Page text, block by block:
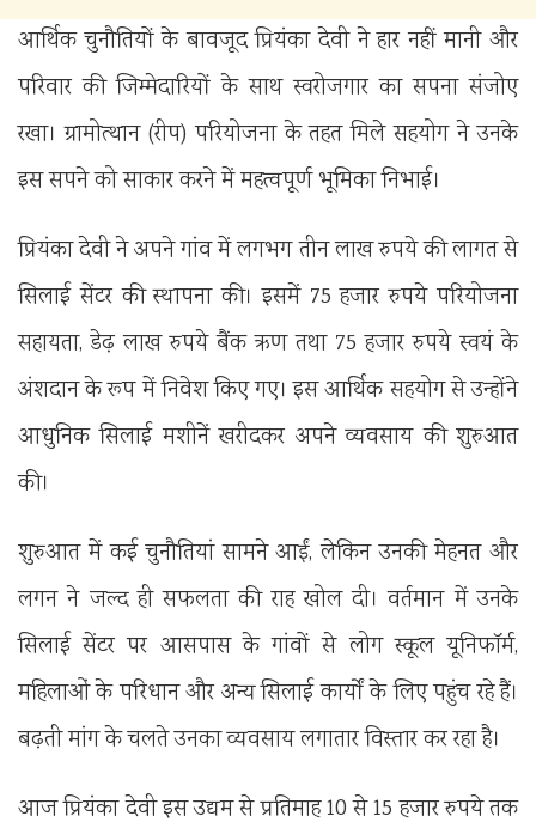
आर्थिक चुनौतियों के बावजूद प्रियंका देवी ने हार नहीं मानी और
परिवार की जिम्मेदारियों के साथ स्वरोजगार का सपना संजोए
रखा। ग्रामोत्थान (रीप) परियोजना के तहत मिले सहयोग ने उनके
इस सपने को साकार करने में महत्वपूर्ण भूमिका निभाई।
प्रियंका देवी ने अपने गांव में लगभग तीन लाख रुपये की लागत से
सिलाई सेंटर की स्थापना की। इसमें 75 हजार रुपये परियोजना
सहायता, डेढ़ लाख रुपये बैंक ऋण तथा 75 हजार रुपये स्वयं के
अंशदान के रूप में निवेश किए गए। इस आर्थिक सहयोग से उन्होंने
आधुनिक सिलाई मशीनें खरीदकर अपने व्यवसाय की शुरुआत
की।
शुरुआत में कई चुनौतियां सामने आईं, लेकिन उनकी मेहनत और
लगन ने जल्द ही सफलता की राह खोल दी। वर्तमान में उनके
सिलाई सेंटर पर आसपास के गांवों से लोग स्कूल यूनिफॉर्म,
महिलाओं के परिधान और अन्य सिलाई कार्यों के लिए पहुंच रहे हैं।
बढ़ती मांग के चलते उनका व्यवसाय लगातार विस्तार कर रहा है।
आज प्रियंका देवी इस उद्यम से प्रतिमाह 10 से 15 हजार रुपये तक